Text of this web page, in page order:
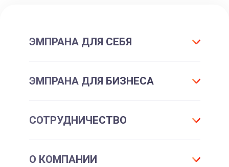
ЭМПРАНА ДЛЯ СЕБЯ
Все впечатления
Подарочные сертификаты
Подарочные карты для шопинга
ЭМПРАНА ДЛЯ БИЗНЕСА
Для отдела персонала
Корпоративные впечатления
СОТРУДНИЧЕСТВО
Корпоративным клиентам
О КОМПАНИИ